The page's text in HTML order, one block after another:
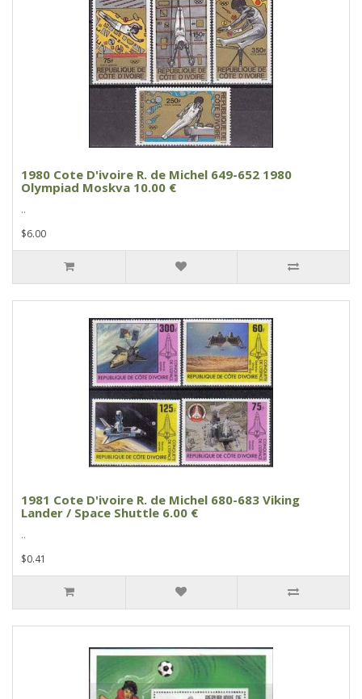
1980 Cote D'ivoire R. de Michel 649-652 1980
Olympiad Moskva 10.00 €
..
$6.00
1981 Cote D'ivoire R. de Michel 680-683 Viking
Lander / Space Shuttle 6.00 €
..
$0.41